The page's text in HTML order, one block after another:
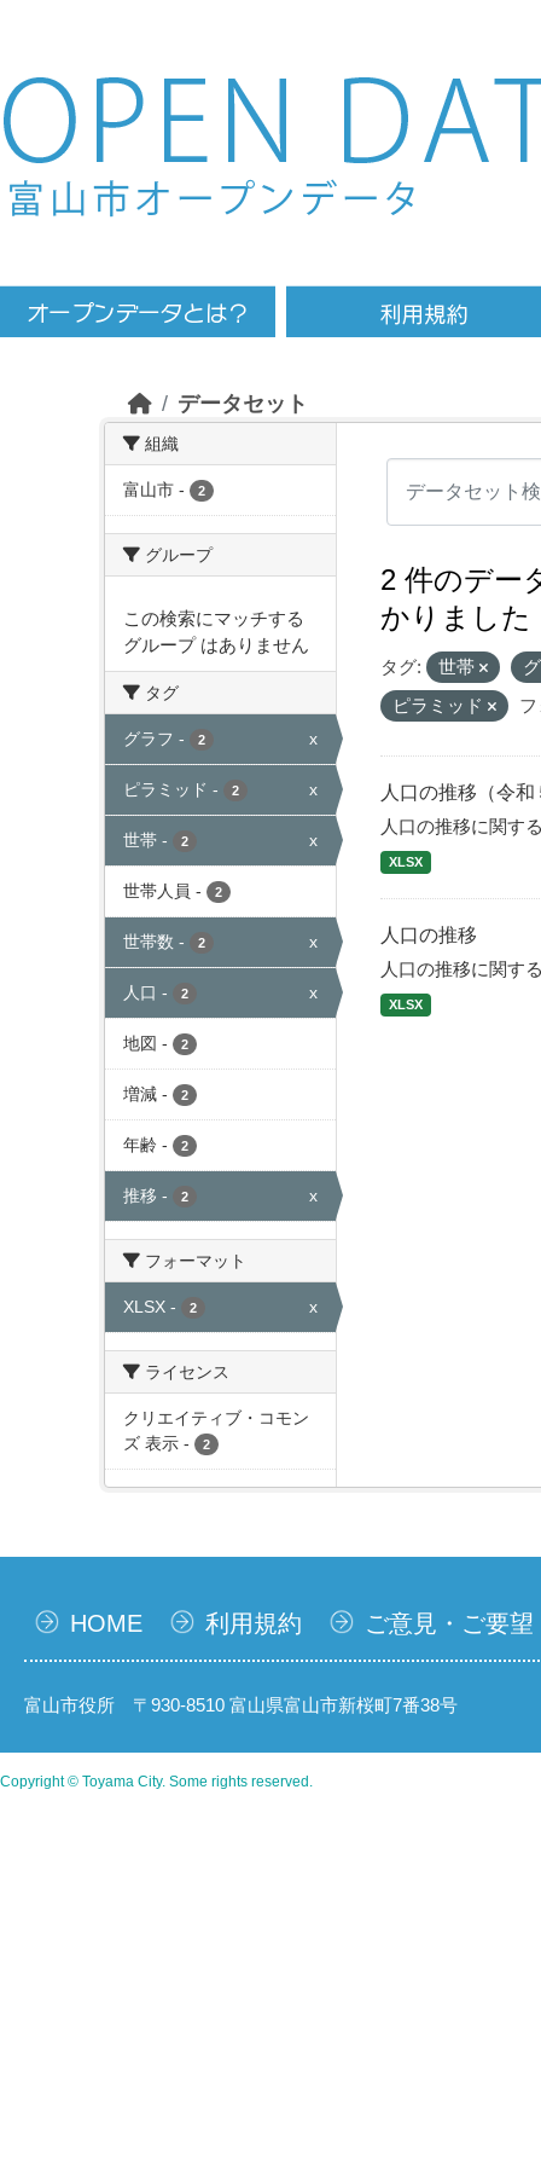
Skip to main content
データセット
組織
富山市 - 2
グループ
この検索にマッチする
グループ はありません
タグ
グラフ - 2 x
ピラミッド - 2 x
世帯 - 2 x
世帯人員 - 2
世帯数 - 2 x
人口 - 2 x
地図 - 2
増減 - 2
年齢 - 2
推移 - 2 x
フォーマット
XLSX - 2 x
ライセンス
クリエイティブ・コモン
ズ 表示 - 2
2 件のデー
かりました
タグ: 世帯
ピラミッド
人口の推移（令和
人口の推移に関す
XLSX
人口の推移
人口の推移に関す
XLSX
HOME 利用規約 ご意見・ご要望
富山市役所 〒930-8510 富山県富山市新桜町7番38号
Copyright © Toyama City. Some rights reserved.